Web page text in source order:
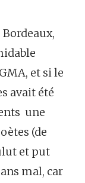
et si le
avait été
une
(de
et put
mal, car